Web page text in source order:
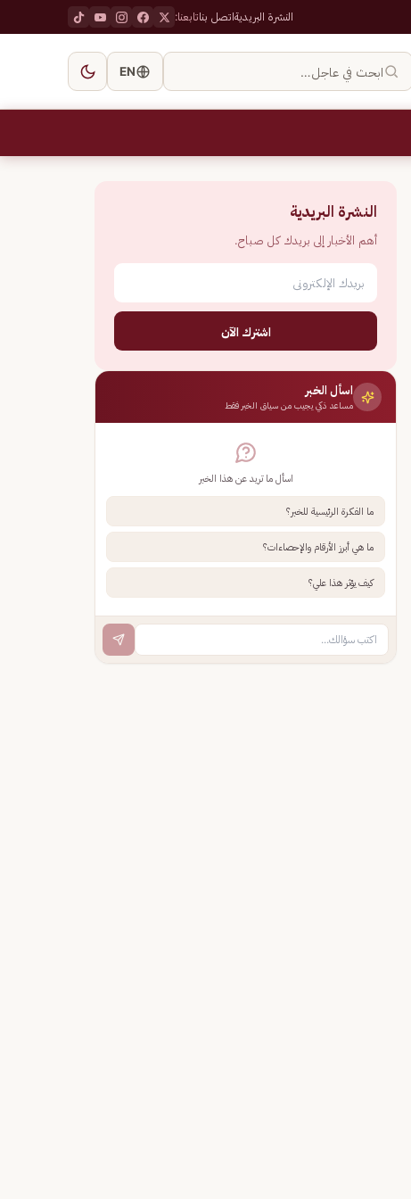
النشرة البريديةاتصل بناتابعنا:
ابحث في عاجل… EN
النشرة البريدية
أهم الأخبار إلى بريدك كل صباح.
اشترك الآن
اسأل الخبر
مساعد ذكي يجيب من سياق الخبر فقط
اسأل ما تريد عن هذا الخبر
ما الفكرة الرئيسية للخبر؟
ما هي أبرز الأرقام والإحصاءات؟
كيف يؤثر هذا علي؟